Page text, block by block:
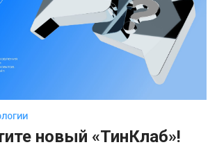
новый «ТинКлаб»!